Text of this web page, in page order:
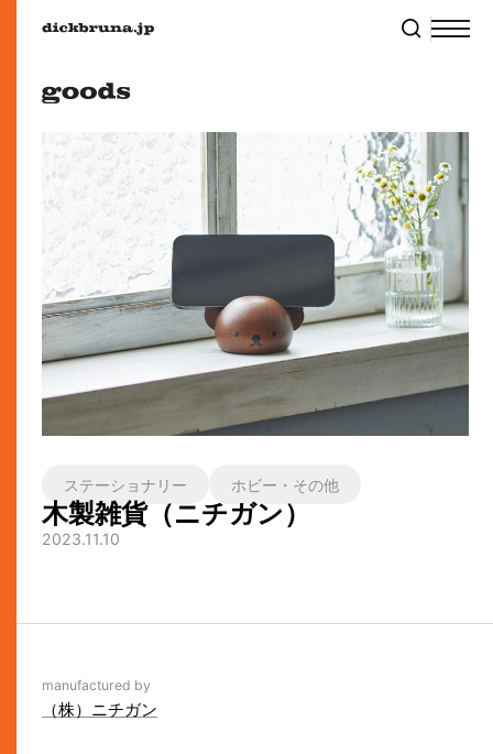
ステーショナリー ホビー・その他
木製雑貨（ニチガン）
2023.11.10
manufactured by
（株）ニチガン